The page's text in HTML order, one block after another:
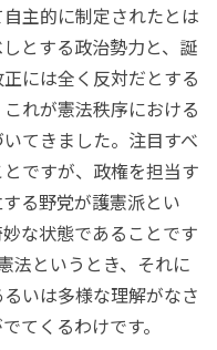
主的に制定されたとは
とする政治勢力と、誕
には全く反対だとする
れが憲法秩序における
てきました。注目すべ
ですが、政権を担当す
る野党が護憲派とい
な状態であることです
法というとき、それに
いは多様な理解がなさ
てくるわけです。